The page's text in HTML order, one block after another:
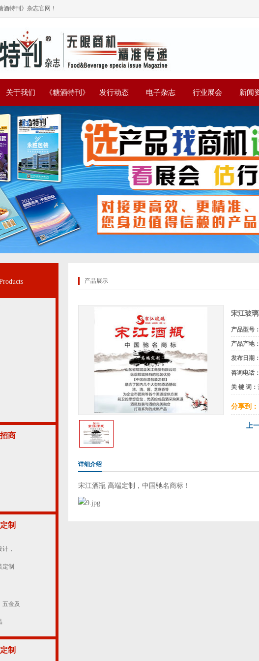
酒特刊》杂志官网！
关于我们 《糖酒特刊》 发行动态 电子杂志 行业展会 新闻
商
制
，
定制
五金及
制
产品展示
宋江玻
产品型号：
产品产地：
发布日期：
咨询电话：
关 键 词：
分享到：
上
详细介绍
宋江酒瓶 高端定制，中国驰名商标！